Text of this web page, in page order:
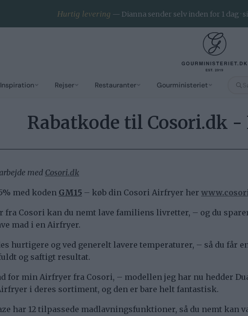
Inspiration Rejser Restauranter Gourministeriet
Hurtig levering — Dianna sender selv inden for 1 dag ·
Rabatkode til Cosori.dk -
med Cosori.dk
med koden GM15 – køb din Cosori Airfryer her
fra Cosori kan du nemt lave familiens livretter, – og du
mad i en Airfryer.
hurtigere og ved generelt lavere temperaturer, – så du får
og saftigt resultat.
for min Airfryer fra Cosori, – modellen jeg har nu hedder
i deres sortiment, og den er bare helt fantastisk.
har 12 tilpassede madlavningsfunktioner, så du nemt kan